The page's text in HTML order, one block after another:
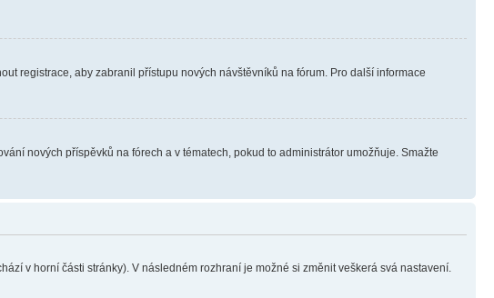
registrace, aby zabranil přístupu nových návštěvníků na fórum. Pro další informace
nových příspěvků na fórech a v tématech, pokud to administrátor umožňuje. Smažte
v horní části stránky). V následném rozhraní je možné si změnit veškerá svá nastavení.